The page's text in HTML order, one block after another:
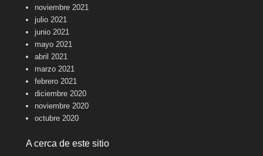
noviembre 2021
julio 2021
junio 2021
mayo 2021
abril 2021
marzo 2021
febrero 2021
diciembre 2020
noviembre 2020
octubre 2020
A cerca de este sitio